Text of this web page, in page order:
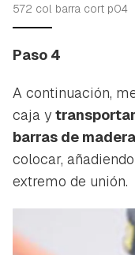
572 col barra cort p04
Paso 4
A continuación,
caja y
barras de madera
colocar,
extremo de unión.